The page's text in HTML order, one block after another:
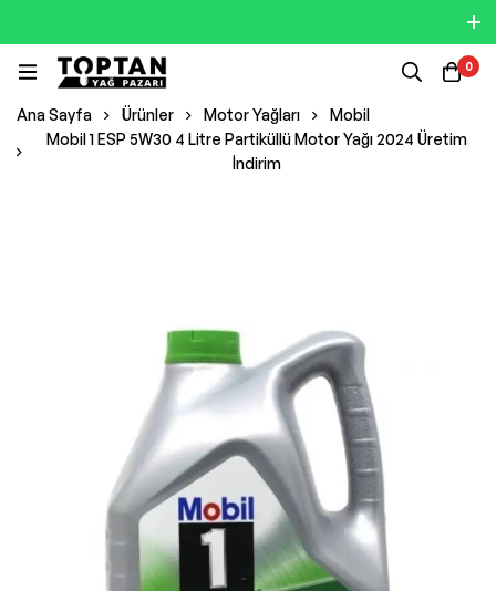
0
Ana Sayfa Ürünler Motor Yağları
Mobil
Mobil 1 ESP 5W30 4 Litre Partiküllü Motor Yağı 2024 Üretim
İndirim